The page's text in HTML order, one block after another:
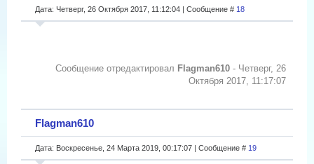
Дата: Четверг, 26 Октября 2017, 11:12:04 | Сообщение # 18
Сообщение отредактировал Flagman610 - Четверг, 26
Октября 2017, 11:17:07
Flagman610
Дата: Воскресенье, 24 Марта 2019, 00:17:07 | Сообщение # 19